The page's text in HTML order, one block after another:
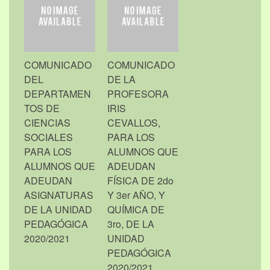
COMUNICADO
DEL
DEPARTAMEN
TOS DE
CIENCIAS
SOCIALES
PARA LOS
ALUMNOS QUE
ADEUDAN
ASIGNATURAS
DE LA UNIDAD
PEDAGÓGICA
2020/2021
COMUNICADO
DE LA
PROFESORA
IRIS
CEVALLOS,
PARA LOS
ALUMNOS QUE
ADEUDAN
FÍSICA DE 2do
Y 3er AÑO, Y
QUÍMICA DE
3ro, DE LA
UNIDAD
PEDAGÓGICA